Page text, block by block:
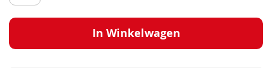
In Winkelwagen